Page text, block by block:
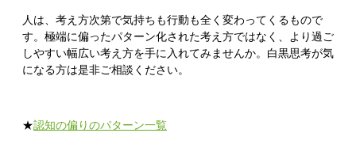
人は、考え方次第で気持ちも行動も全く変わってくるもので
す。極端に偏ったパターン化された考え方ではなく、より過ご
しやすい幅広い考え方を手に入れてみませんか。白黒思考が気
になる方は是非ご相談ください。
★認知の偏りのパターン一覧